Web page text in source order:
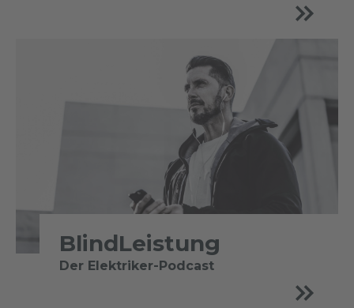
BlindLeistung
Der Elektriker-Podcast